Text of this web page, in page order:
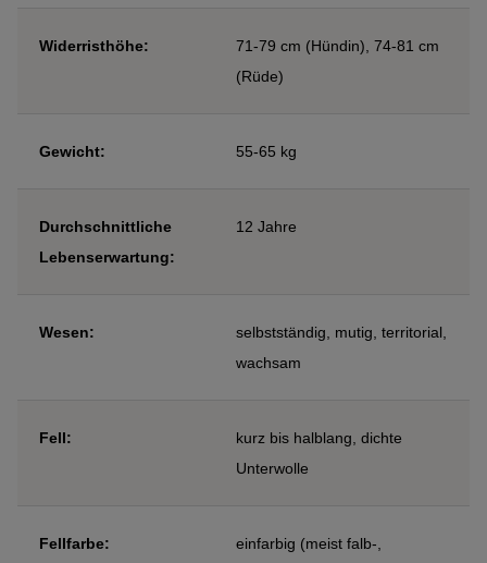
Widerristhöhe:
71-79 cm (Hündin), 74-81 cm
(Rüde)
Gewicht: 55-65 kg
Durchschnittliche
Lebenserwartung:
12 Jahre
Wesen:
selbstständig, mutig, territorial,
wachsam
Fell:
kurz bis halblang, dichte
Unterwolle
Fellfarbe:
einfarbig (meist falb-,